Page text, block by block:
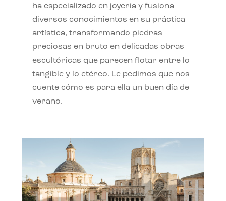
ha especializado en joyería y fusiona
diversos conocimientos en su práctica
artística, transformando piedras
preciosas en bruto en delicadas obras
escultóricas que parecen flotar entre lo
tangible y lo etéreo. Le pedimos que nos
cuente cómo es para ella un buen día de
verano.